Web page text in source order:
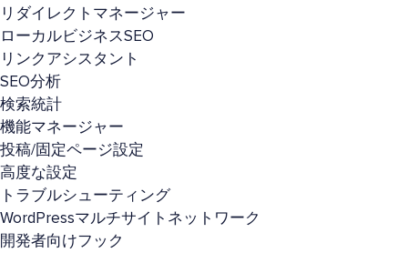
リダイレクトマネージャー
ローカルビジネスSEO
リンクアシスタント
SEO分析
検索統計
機能マネージャー
投稿/固定ページ設定
高度な設定
トラブルシューティング
WordPressマルチサイトネットワーク
開発者向けフック